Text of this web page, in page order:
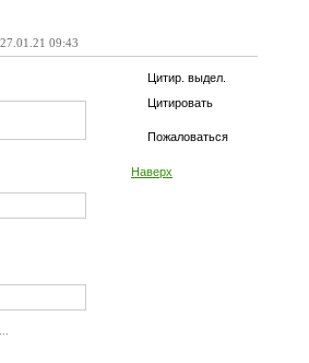
27.01.21 09:43
Цитир. выдел.
Цитировать
Пожаловаться
Наверх